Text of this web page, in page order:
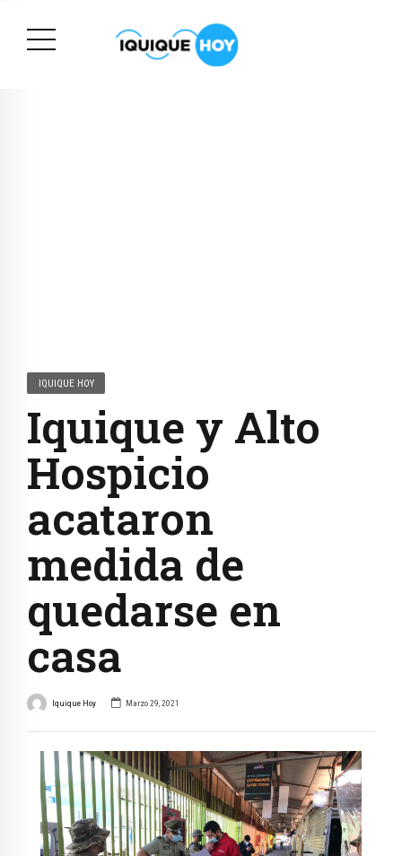
IQUIQUE HOY
Iquique y Alto
Hospicio
acataron
medida de
quedarse en
casa
Iquique Hoy Marzo 29, 2021